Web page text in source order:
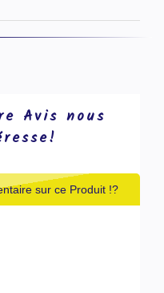
Avis nous
sur ce Produit !?